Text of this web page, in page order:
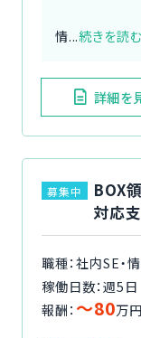
情...続きを読む
詳細を
募集中
BOX
対応
職種：社内SE・
稼働日数：週5日
報酬： 〜80万